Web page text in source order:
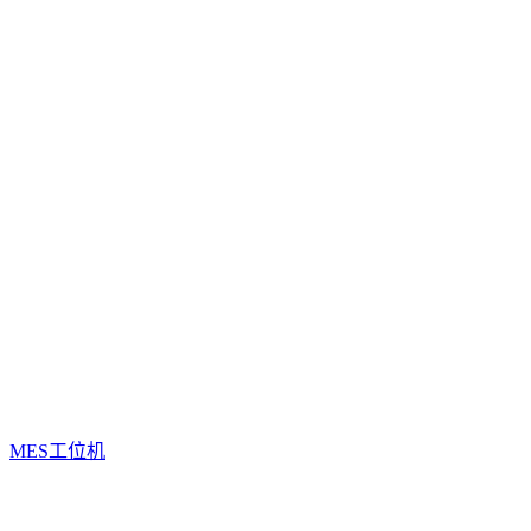
MES工位机